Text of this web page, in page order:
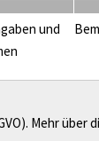
und
Mehr über